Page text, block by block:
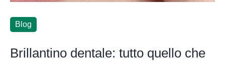
Blog
Brillantino dentale: tutto quello che